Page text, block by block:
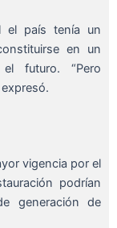
el país tenía un
en un
futuro. “Pero
vigencia por el
podrían
generación de